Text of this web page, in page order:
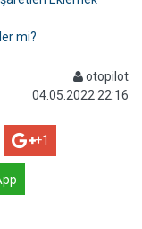
mi?
otopilot
04.05.2022 22:16
+1